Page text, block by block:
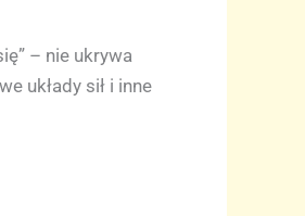
– nie ukrywa
układy sił i inne